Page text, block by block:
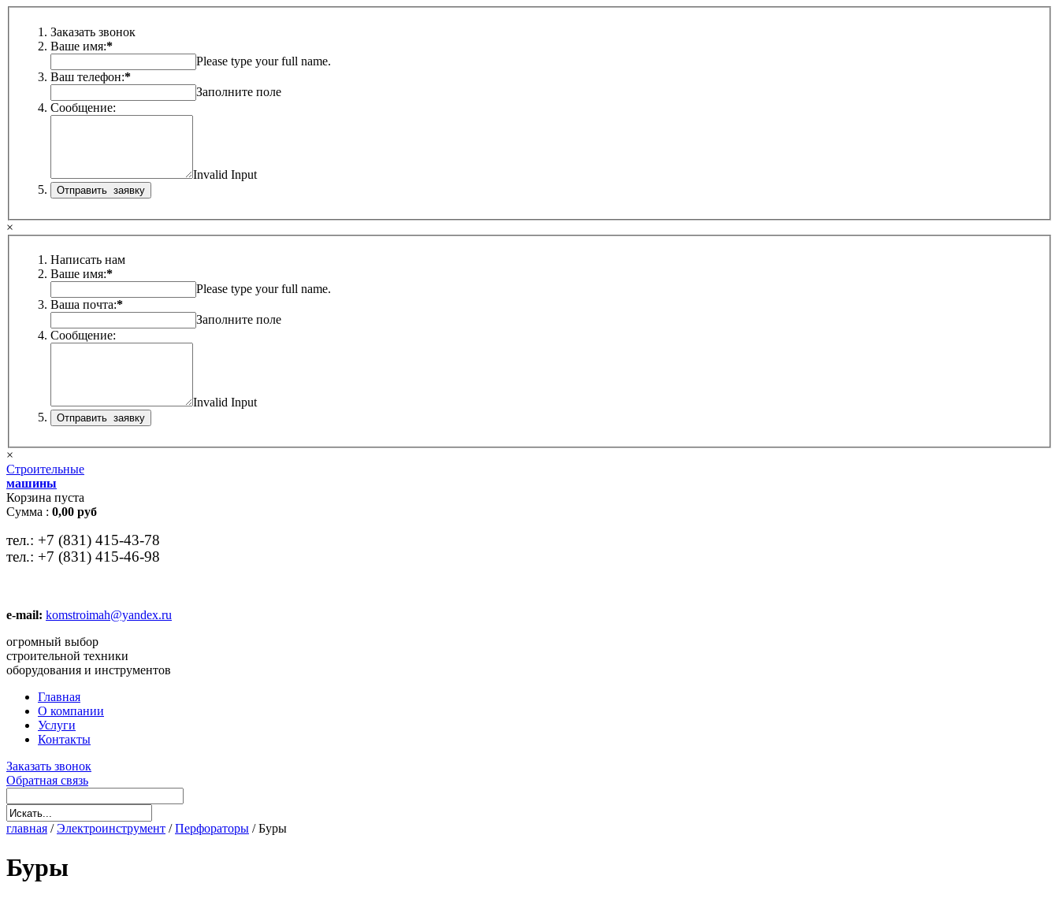
Заказать звонок
Ваше имя:*
Please type your full name.
Ваш телефон:*
Заполните поле
Сообщение:
Invalid Input
×
Написать нам
Ваше имя:*
Please type your full name.
Ваша почта:*
Заполните поле
Сообщение:
Invalid Input
×
Строительные
машины
Корзина пуста
Сумма : 0,00 руб
тел.: +7 (831) 415-43-78
тел.: +7 (831) 415-46-98
e-mail: komstroimah@yandex.ru
огромный выбор
строительной техники
оборудования и инструментов
Главная
О компании
Услуги
Контакты
Заказать звонок
Обратная связь
главная /Электроинструмент /Перфораторы /Буры
Буры